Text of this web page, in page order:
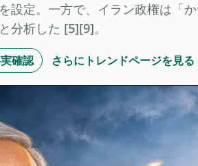
設定。一方で、イラン政権は「
分析した [5][9]。
確認 さらにトレンドページを見る